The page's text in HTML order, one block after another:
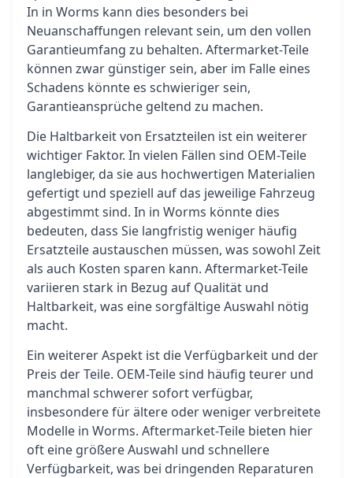
In in Worms kann dies besonders bei
Neuanschaffungen relevant sein, um den vollen
Garantieumfang zu behalten. Aftermarket-Teile
können zwar günstiger sein, aber im Falle eines
Schadens könnte es schwieriger sein,
Garantieansprüche geltend zu machen.
Die Haltbarkeit von Ersatzteilen ist ein weiterer
wichtiger Faktor. In vielen Fällen sind OEM-Teile
langlebiger, da sie aus hochwertigen Materialien
gefertigt und speziell auf das jeweilige Fahrzeug
abgestimmt sind. In in Worms könnte dies
bedeuten, dass Sie langfristig weniger häufig
Ersatzteile austauschen müssen, was sowohl Zeit
als auch Kosten sparen kann. Aftermarket-Teile
variieren stark in Bezug auf Qualität und
Haltbarkeit, was eine sorgfältige Auswahl nötig
macht.
Ein weiterer Aspekt ist die Verfügbarkeit und der
Preis der Teile. OEM-Teile sind häufig teurer und
manchmal schwerer sofort verfügbar,
insbesondere für ältere oder weniger verbreitete
Modelle in Worms. Aftermarket-Teile bieten hier
oft eine größere Auswahl und schnellere
Verfügbarkeit, was bei dringenden Reparaturen